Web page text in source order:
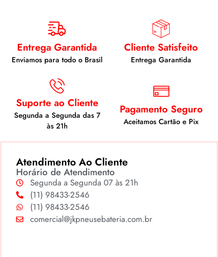
Entrega Garantida
Enviamos para todo o Brasil
Cliente Satisfeito
Entrega Garantida
Suporte ao Cliente
Segunda a Segunda das 7
às 21h
Pagamento Seguro
Aceitamos Cartão e Pix
Atendimento Ao Cliente
Horário de Atendimento
Segunda a Segunda 07 às 21h
(11) 98433-2546
(11) 98433-2546
comercial@jkpneusebateria.com.br